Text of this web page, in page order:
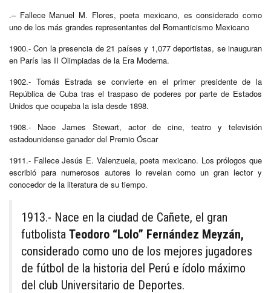
.– Fallece Manuel M. Flores, poeta mexicano, es considerado como
uno de los más grandes representantes del Romanticismo Mexicano
1900.- Con la presencia de 21 países y 1,077 deportistas, se inauguran
en París las II Olimpiadas de la Era Moderna.
1902.- Tomás Estrada se convierte en el primer presidente de la
República de Cuba tras el traspaso de poderes por parte de Estados
Unidos que ocupaba la isla desde 1898.
1908.- Nace James Stewart, actor de cine, teatro y televisión
estadounidense ganador del Premio Óscar
1911.- Fallece Jesús E. Valenzuela, poeta mexicano. Los prólogos que
escribió para numerosos autores lo revelan como un gran lector y
conocedor de la literatura de su tiempo.
1913.- Nace en la ciudad de Cañete, el gran
futbolista Teodoro “Lolo” Fernández Meyzán,
considerado como uno de los mejores jugadores
de fútbol de la historia del Perú e ídolo máximo
del club Universitario de Deportes.